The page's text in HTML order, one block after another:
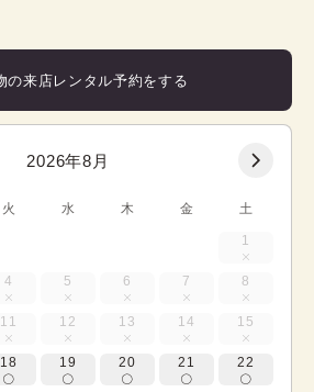
の来店レンタル予約をする
2026年8月
火 水 木 金 土
1
4 5 6 7 8
11 12 13 14 15
18 19 20 21 22